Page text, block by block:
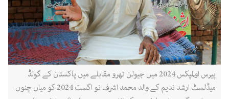
پیرس اولمپکس 2024 میں جیولن تھرو مقابلے میں پاکستان کے گولڈ
میڈلسٹ ارشد ندیم کے والد محمد اشرف نو اگست 2024 کو میاں چنوں